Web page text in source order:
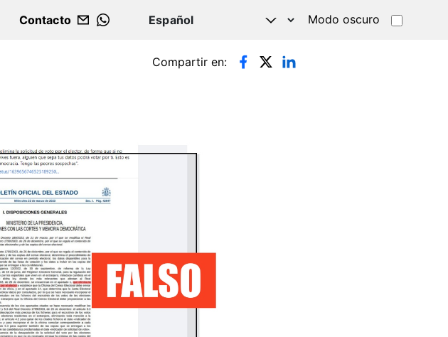
Contacto
WHATSAPP
Modo oscuro
Compartir en: